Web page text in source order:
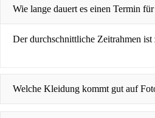
Wie lange dauert es einen Termin
Der durchschnittliche Zeitrahmen
Welche Kleidung kommt gut auf